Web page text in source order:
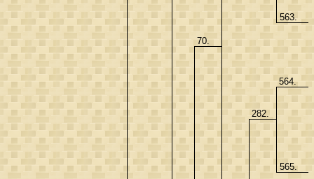
70.
563.
282.
564.
565.